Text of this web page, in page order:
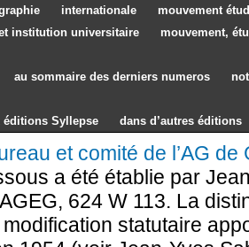
internationale
mouvement
institution universitaire
mouvement,
au sommaire des derniers numeros
éditions Syllepse
dans d’autres éditions
et comité de l’AG
a été établie par
624 W 113. La
modification statutaire